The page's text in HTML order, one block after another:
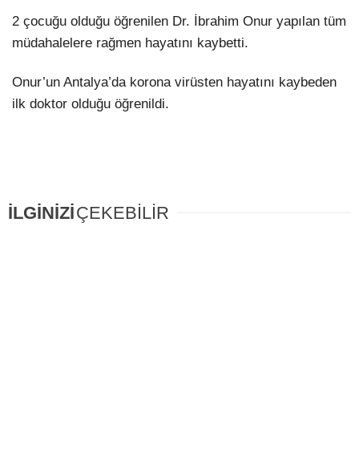
2 çocuğu olduğu öğrenilen Dr. İbrahim Onur yapılan tüm
müdahalelere rağmen hayatını kaybetti.
Onur’un Antalya’da korona virüsten hayatını kaybeden
ilk doktor olduğu öğrenildi.
İLGİNİZİÇEKEBİLİR